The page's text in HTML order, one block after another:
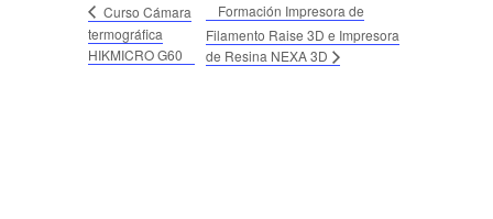
Curso Cámara
termográfica
HIKMICRO G60
Formación Impresora de
Filamento Raise 3D e Impresora
de Resina NEXA 3D